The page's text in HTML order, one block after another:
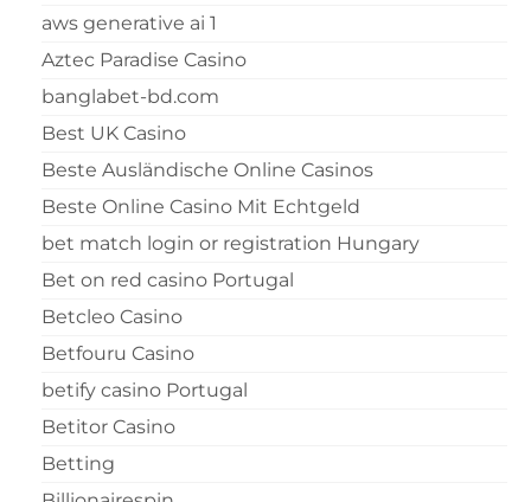
aws generative ai 1
Aztec Paradise Casino
banglabet-bd.com
Best UK Casino
Beste Ausländische Online Casinos
Beste Online Casino Mit Echtgeld
bet match login or registration Hungary
Bet on red casino Portugal
Betcleo Casino
Betfouru Casino
betify casino Portugal
Betitor Casino
Betting